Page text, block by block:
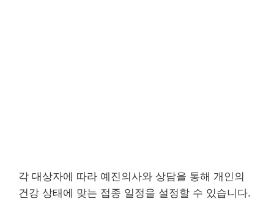
각 대상자에 따라 예진의사와 상담을 통해 개인의
건강 상태에 맞는 접종 일정을 설정할 수 있습니다.